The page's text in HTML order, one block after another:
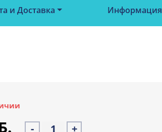
и Доставка Информация
- +